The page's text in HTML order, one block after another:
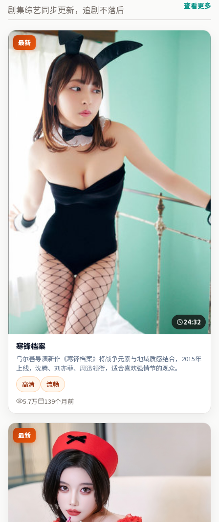
剧集综艺同步更新，追剧不落后 查看更多
最新
24:32
寒锋档案
乌尔善导演新作《寒锋档案》将战争元素与地域质感结合，2015年
上线，沈腾、刘亦菲、周迅领衔，适合喜欢强情节的观众。
高清
流畅
5.7万
139个月前
最新